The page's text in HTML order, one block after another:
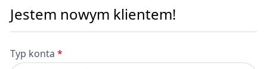
Jestem nowym klientem!
Dane osobowe
Typ konta *